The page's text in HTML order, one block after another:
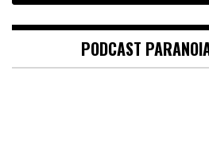
PODCAST